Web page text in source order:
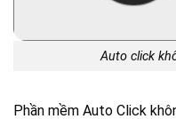
Auto click
Phần mềm Auto Click